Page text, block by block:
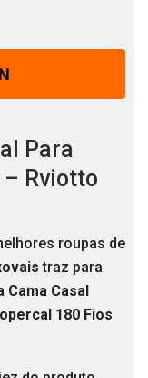
Para
– Rviotto
roupas de
traz para
Casal
180 Fios